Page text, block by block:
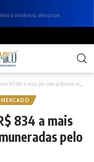
mais por mês se fossem remuneradas pelo trabalho doméstico
834 a mais
pelo